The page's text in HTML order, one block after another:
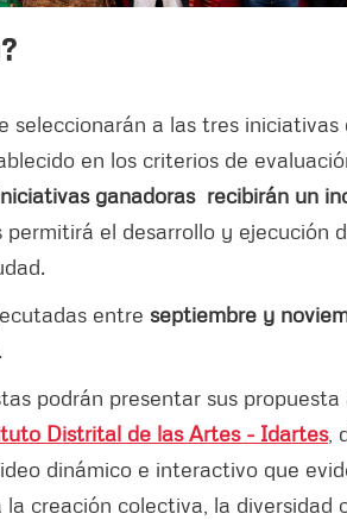
seleccionarán a las tres
en los criterios de
ganadoras recibirán un
permitirá el desarrollo y ejecución
entre septiembre y
podrán presentar sus
Distrital de las Artes - Idartes,
dinámico e interactivo que
creación colectiva, la diversidad